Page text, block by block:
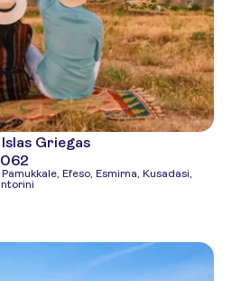
Griegas
Efeso, Esmirna, Kusadasi,